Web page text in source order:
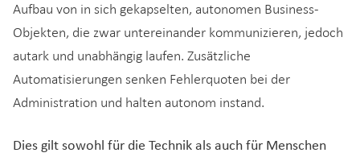
Aufbau von in sich gekapselten, autonomen Business-
Objekten, die zwar untereinander kommunizieren, jedoch
autark und unabhängig laufen. Zusätzliche
Automatisierungen senken Fehlerquoten bei der
Administration und halten autonom instand.
Dies gilt sowohl für die Technik als auch für Menschen